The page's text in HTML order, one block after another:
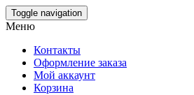
Skip
to
content
Toggle navigation
Меню
Контакты
Оформление заказа
Мой аккаунт
Корзина